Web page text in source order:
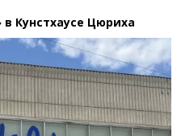
Кунстхаусе Цюриха